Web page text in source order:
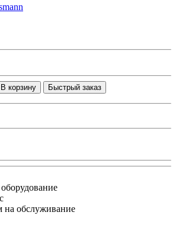
В корзину Быстрый заказ
на обслуживание